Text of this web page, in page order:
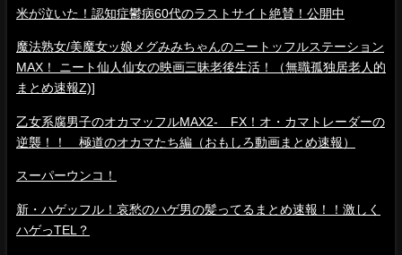
米が泣いた！認知症鬱病60代のラストサイト絶賛！公開中
魔法熟女/美魔女ッ娘メグみみちゃんのニートッフルステーション
MAX！ ニート仙人仙女の映画三昧老後生活！（無職孤独居老人的
まとめ速報Z)]
乙女系腐男子のオカマッフルMAX2- FX！オ・カマトレーダーの
逆襲！！ 極道のオカマたち編（おもしろ動画まとめ速報）
スーパーウンコ！
新・ハゲッフル！哀愁のハゲ男の髪ってるまとめ速報！！激しく
ハゲっTEL？